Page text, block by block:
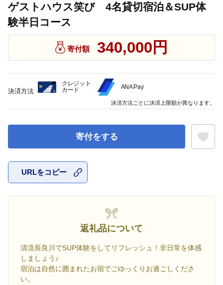
ゲストハウス笑び 4名貸切宿泊＆SUP体
験半日コース
寄付額 340,000円
寄付をする
URLをコピー
返礼品について
清流長良川でSUP体験をしてリフレッシュ！非日常を体感
しましょう♪
宿泊は自然に囲まれたお宿でごゆっくりお過ごしくださ
い。
決済方法
クレジット
カード
ANA Pay
決済方法ごとに決済上限額が異なります。